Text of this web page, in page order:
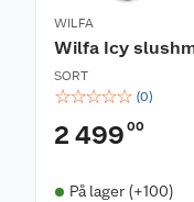
WILFA
Wilfa Icy
SORT
☆☆☆☆☆ (0)
2 499 00
På lager (+100)